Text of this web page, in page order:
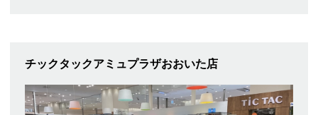
チックタックアミュプラザおおいた店